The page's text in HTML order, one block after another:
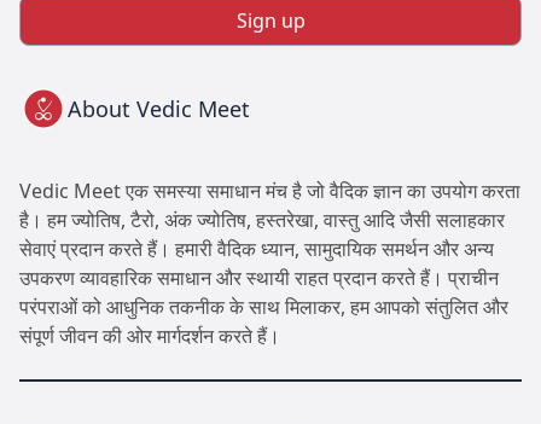
Sign up
About Vedic Meet
Vedic Meet एक समस्या समाधान मंच है जो वैदिक ज्ञान का उपयोग करता
है। हम ज्योतिष, टैरो, अंक ज्योतिष, हस्तरेखा, वास्तु आदि जैसी सलाहकार
सेवाएं प्रदान करते हैं। हमारी वैदिक ध्यान, सामुदायिक समर्थन और अन्य
उपकरण व्यावहारिक समाधान और स्थायी राहत प्रदान करते हैं। प्राचीन
परंपराओं को आधुनिक तकनीक के साथ मिलाकर, हम आपको संतुलित और
संपूर्ण जीवन की ओर मार्गदर्शन करते हैं।